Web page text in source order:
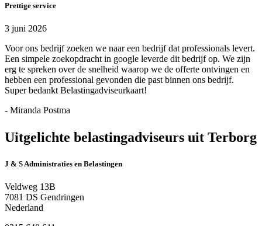
Prettige service
3 juni 2026
Voor ons bedrijf zoeken we naar een bedrijf dat professionals levert.
Een simpele zoekopdracht in google leverde dit bedrijf op. We zijn
erg te spreken over de snelheid waarop we de offerte ontvingen en
hebben een professional gevonden die past binnen ons bedrijf.
Super bedankt Belastingadviseurkaart!
- Miranda Postma
Uitgelichte belastingadviseurs uit Terborg
J & S Administraties en Belastingen
Veldweg 13B
7081 DS Gendringen
Nederland